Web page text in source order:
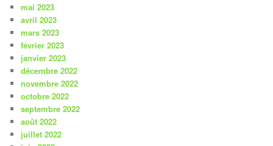
mai 2023
avril 2023
mars 2023
février 2023
janvier 2023
décembre 2022
novembre 2022
octobre 2022
septembre 2022
août 2022
juillet 2022